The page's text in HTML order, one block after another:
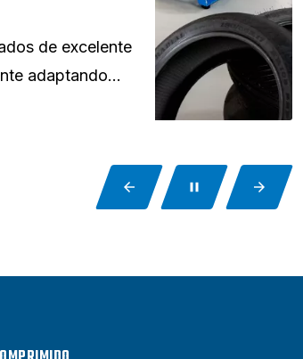
el talento de las
su etapa